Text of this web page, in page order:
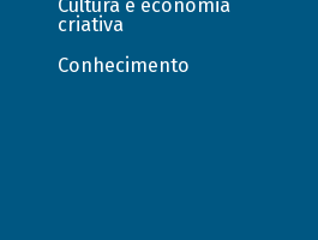
Cultura e economia
criativa
Conhecimento